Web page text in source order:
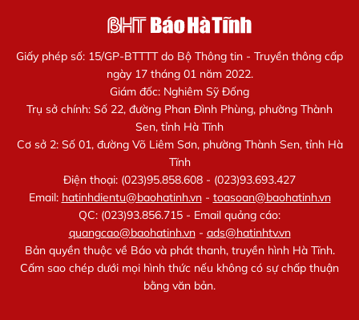
Giấy phép số: 15/GP-BTTTT do Bộ Thông tin - Truyền thông cấp
ngày 17 tháng 01 năm 2022.
Giám đốc: Nghiêm Sỹ Đống
Trụ sở chính: Số 22, đường Phan Đình Phùng, phường Thành
Sen, tỉnh Hà Tĩnh
Cơ sở 2: Số 01, đường Võ Liêm Sơn, phường Thành Sen, tỉnh Hà
Tĩnh
Điện thoại: (023)95.858.608 - (023)93.693.427
Email: hatinhdientu@baohatinh.vn- toasoan@baohatinh.vn
QC: (023)93.856.715 - Email quảng cáo:
quangcao@baohatinh.vn- ads@hatinhtv.vn
Bản quyền thuộc về Báo và phát thanh, truyền hình Hà Tĩnh.
Cấm sao chép dưới mọi hình thức nếu không có sự chấp thuận
bằng văn bản.